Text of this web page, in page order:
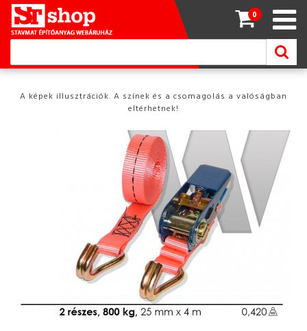
0
A képek illusztrációk. A színek és a csomagolás a valóságban
eltérhetnek!